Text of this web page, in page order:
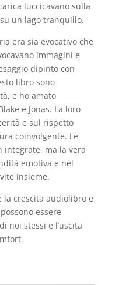
luccicavano sulla
un lago tranquillo.
era sia evocativo che
immagini e
dipinto con
libro sono
e ho amato
e Jonas. La loro
e sul rispetto
coinvolgente. Le
integrate, ma la vera
emotiva e nel
insieme.
la crescita audiolibro e
essere
noi stessi e l’uscita